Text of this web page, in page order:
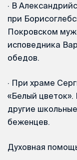
· В
при
Покровском
исповедника
обедов.
· При храме
«Белый цветок».
другие
беженцев.
Духовная